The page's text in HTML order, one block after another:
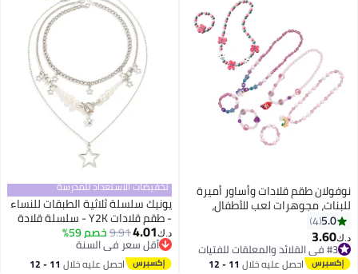
نوفولان طقم قلادات وأساور أميرة
للبنات، مجوهرات لعب للأطفال،
يونيكورن، حورية البحر، قوس قزح،
مع 4 قلادات و4 أساور، متينة وملونة
للحفلات واللعب اليومي
5.0
4
د.ك‏3.60
#3 في القلائد والمعلقات للفتيات
أقل سعر في 30 يوم
#3 في القلائد والمعلقات للفتيات احصل عليه خلال 11 - 12
تخفيضات الاستعداد للمدرسة
يونيك سلسلة ثلاثية الطبقات للنساء
- طقم قلادات Y2K - سلسلة قلادة
نجمة متعددة الطبقات - مجوهرات
جمالية مع قلادة وطوق، هدية عيد
ميلاد للنساء، الفتيات، الأخت
د.ك‏4.01
9.91خصم 59%
أقل سعر في السنة
أقل سعر في السنة
احصل عليه خلال 11 - 12